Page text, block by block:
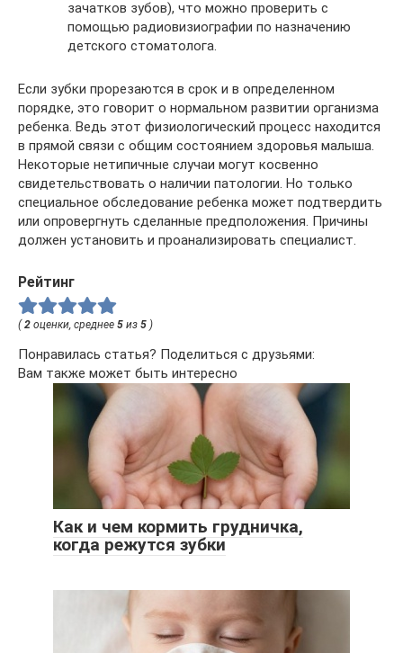
зачатков зубов), что можно проверить с
помощью радиовизиографии по назначению
детского стоматолога.
Если зубки прорезаются в срок и в определенном
порядке, это говорит о нормальном развитии организма
ребенка. Ведь этот физиологический процесс находится
в прямой связи с общим состоянием здоровья малыша.
Некоторые нетипичные случаи могут косвенно
свидетельствовать о наличии патологии. Но только
специальное обследование ребенка может подтвердить
или опровергнуть сделанные предположения. Причины
должен установить и проанализировать специалист.
Рейтинг
(2 оценки, среднее 5 из 5 )
Понравилась статья? Поделиться с друзьями:
Вам также может быть интересно
Как и чем кормить грудничка,
когда режутся зубки